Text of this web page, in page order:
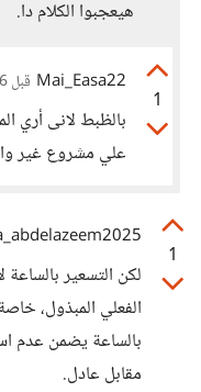
هيعجبوا الكلام دا.
1
Mai_Easa22 قبل 6 أشهر
بالظبط لانى أري
علي مشروع غير
1
لكن التسعير
الفعلي المبذول،
بالساعة يضمن عدم
مقابل عادل.